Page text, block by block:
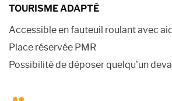
TOURISME ADAPTÉ
Accessible en fauteuil roulant avec
Place réservée PMR
Possibilité de déposer quelqu’un